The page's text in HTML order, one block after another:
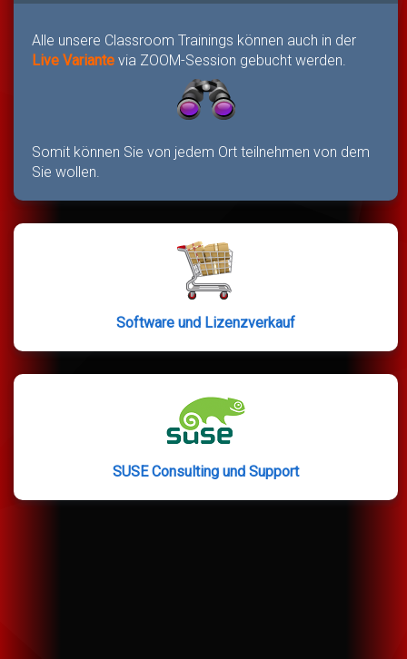
Alle unsere Classroom Trainings können auch in der
Live Variante via ZOOM-Session gebucht werden.
Somit können Sie von jedem Ort teilnehmen von dem
Sie wollen.
Software und Lizenzverkauf
SUSE Consulting und Support